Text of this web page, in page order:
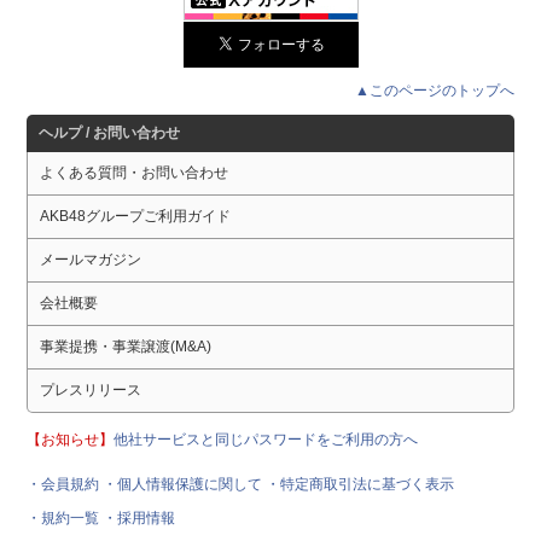
▲このページのトップへ
ヘルプ / お問い合わせ
よくある質問・お問い合わせ
AKB48グループご利用ガイド
メールマガジン
会社概要
事業提携・事業譲渡(M&A)
プレスリリース
【お知らせ】他社サービスと同じパスワードをご利用の方へ
・会員規約 ・個人情報保護に関して
・特定商取引法に基づく表示
・規約一覧 ・採用情報